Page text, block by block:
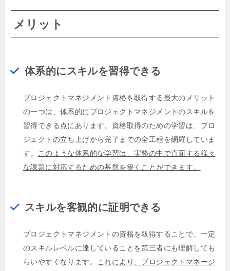
メリット
体系的にスキルを習得できる
プロジェクトマネジメント資格を取得する最大のメリット
の一つは、体系的にプロジェクトマネジメントのスキルを
習得できる点にあります。資格取得のための学習は、プロ
ジェクトの立ち上げから完了までの全工程を網羅していま
す。
このような体系的な学習は、実務の中で直面する様々
な課題に対応するための基盤を築くことができます。
スキルを客観的に証明できる
プロジェクトマネジメントの資格を取得することで、一定
のスキルレベルに達していることを第三者にも理解しても
らいやすくなります。
これにより、プロジェクトマネージ